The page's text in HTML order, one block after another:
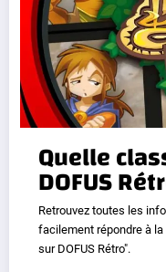
Quelle
DOFUS
Retrouvez toutes les
facilement répondre à
sur DOFUS Rétro".